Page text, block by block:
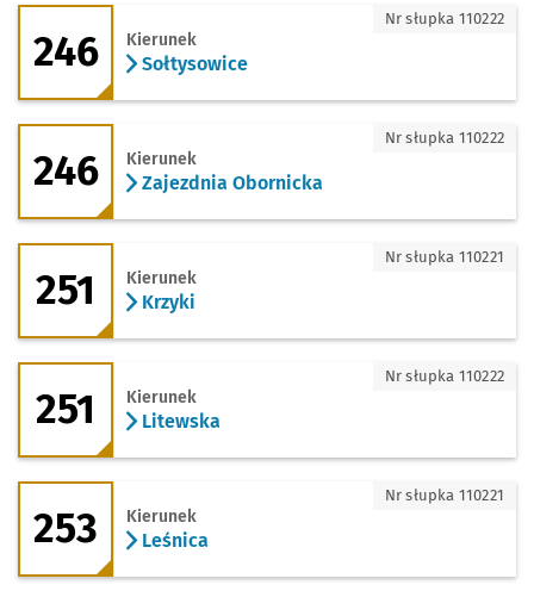
246 - kierunek Sołtysowice
246 Kierunek
Sołtysowice
Nr słupka 110222
246 - kierunek Zajezdnia Obornicka
246 Kierunek
Zajezdnia Obornicka
Nr słupka 110222
251 - kierunek Krzyki
251 Kierunek
Krzyki
Nr słupka 110221
251 - kierunek Litewska
251 Kierunek
Litewska
Nr słupka 110222
253 - kierunek Leśnica
253 Kierunek
Leśnica
Nr słupka 110221